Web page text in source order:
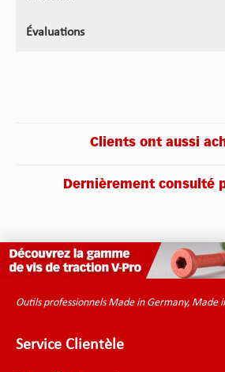
Évaluations
Clients ont aussi
Dernièrement consulté
Outils professionnels Made in Germany, Made
Service Clientèle